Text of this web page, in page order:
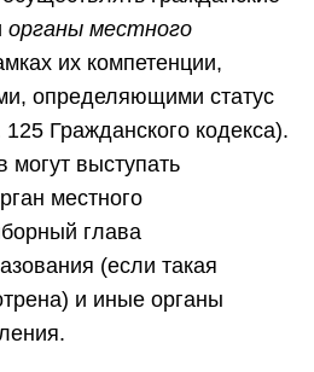
органы местного
их компетенции,
определяющими статус
125 Гражданского кодекса).
могут выступать
местного
глава
(если такая
и иные органы